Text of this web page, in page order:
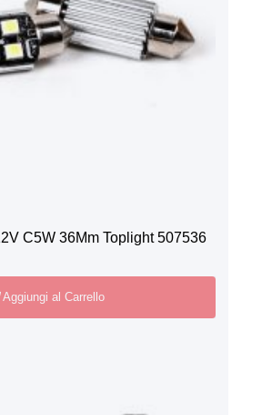
C5W 36Mm Toplight 507536
Aggiungi al Carrello